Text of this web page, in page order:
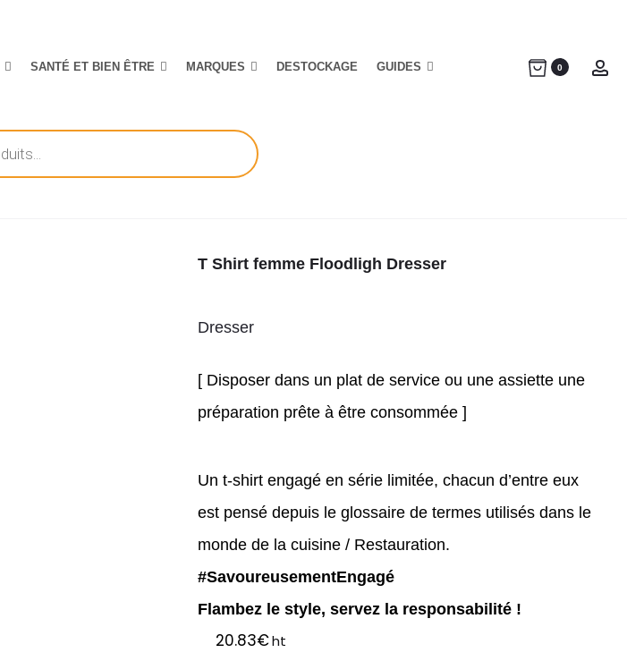
SANTÉ ET BIEN ÊTRE MARQUES DESTOCKAGE GUIDES 0
T Shirt femme Floodligh Dresser
Dresser
[ Disposer dans un plat de service ou une assiette une
préparation prête à être consommée ]
Un t-shirt engagé en série limitée, chacun d’entre eux
est pensé depuis le glossaire de termes utilisés dans le
monde de la cuisine / Restauration.
#SavoureusementEngagé
Flambez le style, servez la responsabilité !
20.83€ht